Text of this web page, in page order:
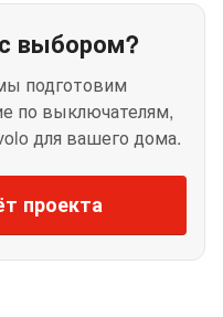
выбором?
подготовим
по выключателям,
для вашего дома.
проекта